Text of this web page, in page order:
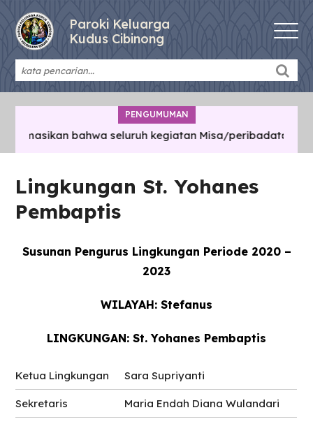
Paroki Keluarga
Kudus Cibinong
PENGUMUMAN
bahwa seluruh kegiatan Misa/peribadatan/
Lingkungan St. Yohanes
Pembaptis
Susunan Pengurus Lingkungan Periode 2020 –
2023
WILAYAH: Stefanus
LINGKUNGAN: St. Yohanes Pembaptis
Ketua Lingkungan Sara Supriyanti
Sekretaris Maria Endah Diana Wulandari